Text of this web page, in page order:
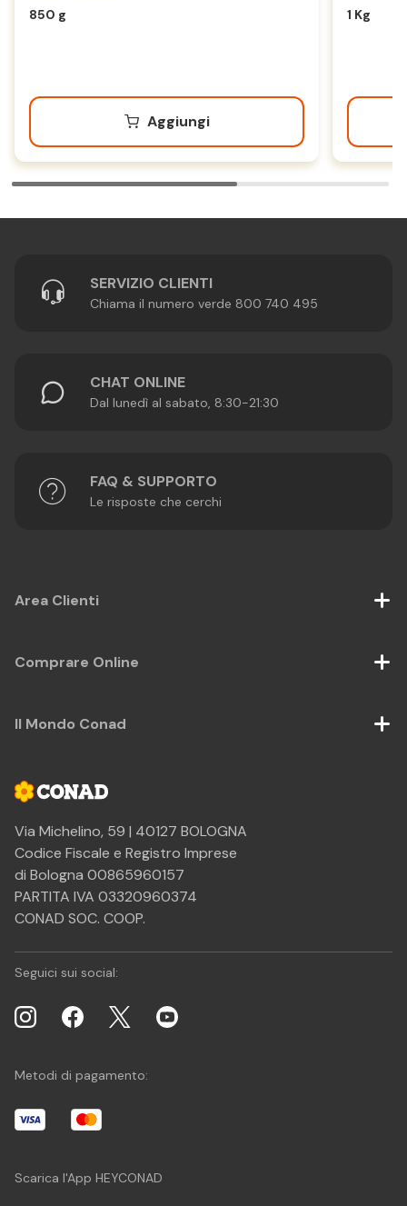
850 g
Aggiungi
1 Kg
SERVIZIO CLIENTI
Chiama il numero verde 800 740 495
CHAT ONLINE
Dal lunedì al sabato, 8:30-21:30
FAQ & SUPPORTO
Le risposte che cerchi
Via Michelino, 59 | 40127 BOLOGNA
Codice Fiscale e Registro Imprese
di Bologna 00865960157
PARTITA IVA 03320960374
CONAD SOC. COOP.
Area Clienti
Comprare Online
Il Mondo Conad
Seguici sui social:
Metodi di pagamento:
Scarica l'App HEYCONAD